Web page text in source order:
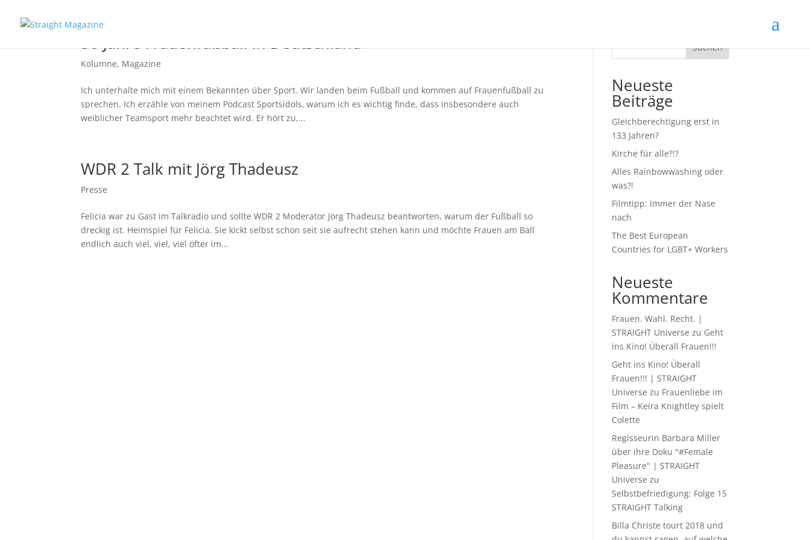
50 Jahre Frauenfußball in Deutschland
Kolumne, Magazine
Ich unterhalte mich mit einem Bekannten über Sport. Wir landen beim Fußball und kommen auf Frauenfußball zu
sprechen. Ich erzähle von meinem Podcast Sportsidols, warum ich es wichtig finde, dass insbesondere auch
weiblicher Teamsport mehr beachtet wird. Er hört zu,...
WDR 2 Talk mit Jörg Thadeusz
Presse
Felicia war zu Gast im Talkradio und sollte WDR 2 Moderator Jörg Thadeusz beantworten, warum der Fußball so
dreckig ist. Heimspiel für Felicia. Sie kickt selbst schon seit sie aufrecht stehen kann und möchte Frauen am Ball
endlich auch viel, viel, viel öfter im...
Suchen
Neueste
Beiträge
Gleichberechtigung erst in
133 Jahren?
Kirche für alle?!?
Alles Rainbowwashing oder
was?!
Filmtipp: Immer der Nase
nach
The Best European
Countries for LGBT+ Workers
Neueste
Kommentare
Frauen. Wahl. Recht. |
STRAIGHT Universe zu Geht
ins Kino! Überall Frauen!!!
Geht ins Kino! Überall
Frauen!!! | STRAIGHT
Universe zu Frauenliebe im
Film – Keira Knightley spielt
Colette
Regisseurin Barbara Miller
über ihre Doku "#Female
Pleasure" | STRAIGHT
Universe zu
Selbstbefriedigung: Folge 15
STRAIGHT Talking
Billa Christe tourt 2018 und